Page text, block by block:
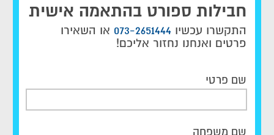
חבילות ספורט בהתאמה אישית
התקשרו עכשיו 073-2651444 או השאירו
פרטים ואנחנו נחזור אליכם!
שם פרטי
שם משפחה